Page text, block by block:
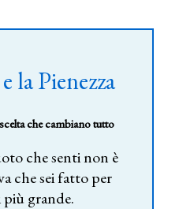
la Pienezza
che cambiano tutto
che senti non è
che sei fatto per
più grande.